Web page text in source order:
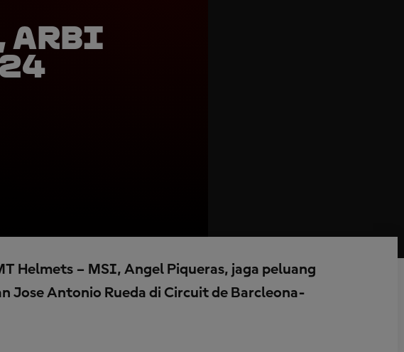
Arbi
Helmets – MSI, Angel Piqueras, jaga peluang
Jose Antonio Rueda di Circuit de Barcleona-